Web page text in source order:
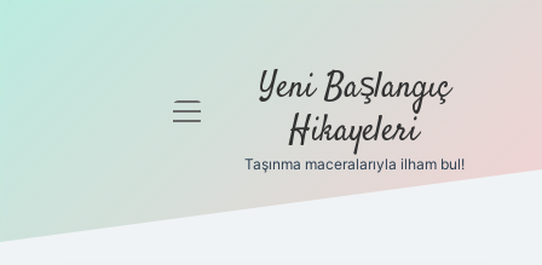
Gizlilik
menüyü
Yeni Başlangıç
Hikayeleri
Taşınma maceralarıyla ilham bul!